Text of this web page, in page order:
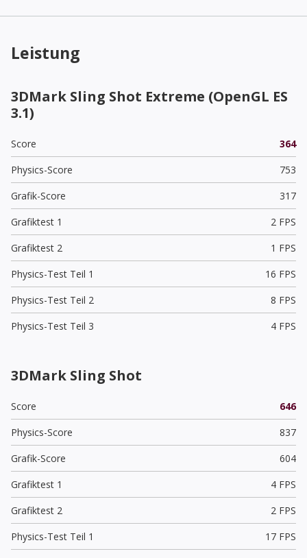
Leistung
3DMark Sling Shot Extreme (OpenGL ES
3.1)
Score
364
Physics-Score
753
Grafik-Score
317
Grafiktest 1
2 FPS
Grafiktest 2
1 FPS
Physics-Test Teil 1
16 FPS
Physics-Test Teil 2
8 FPS
Physics-Test Teil 3
4 FPS
3DMark Sling Shot
Score
646
Physics-Score
837
Grafik-Score
604
Grafiktest 1
4 FPS
Grafiktest 2
2 FPS
Physics-Test Teil 1
17 FPS